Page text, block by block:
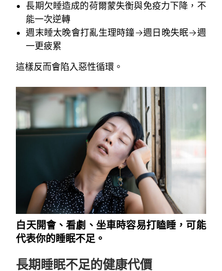
長期欠睡造成的荷爾蒙失衡與免疫力下降，不
能一次逆轉
週末睡太晚會打亂生理時鐘→週日晚失眠→週
一更疲累
這樣反而會陷入惡性循環。
白天開會、看劇、坐車時容易打瞌睡，可能
代表你的睡眠不足。
長期睡眠不足的健康代價